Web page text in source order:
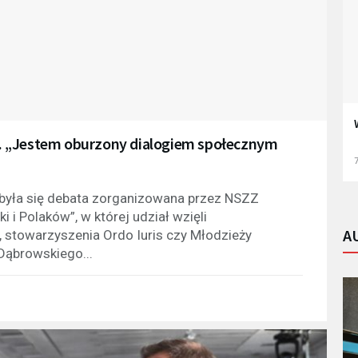
„Jestem oburzony dialogiem społecznym
się debata zorganizowana przez NSZZ
i Polaków”, w której udział wzięli
Ordo Iuris czy Młodzieży